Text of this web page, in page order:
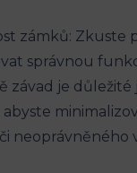
zámků: Zkuste
správnou
závad ​je důležité